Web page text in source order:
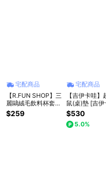
宅配商品
【R.FUN SHOP】三
麗鷗絨毛飲料杯套
大耳狗 人魚漢頓 凱
蒂貓 飲料袋 杯套 環
$259
宅配商品
【吉伊卡哇】
鼠(桌)墊 [吉
小八貓/兔兔]
$530
5.0%